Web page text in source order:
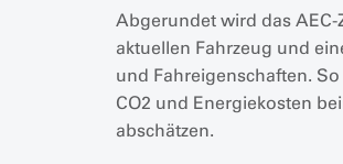
Abgerundet wird das
aktuellen Fahrzeug und
und Fahreigenschaften.
CO2 und Energiekosten
abschätzen.